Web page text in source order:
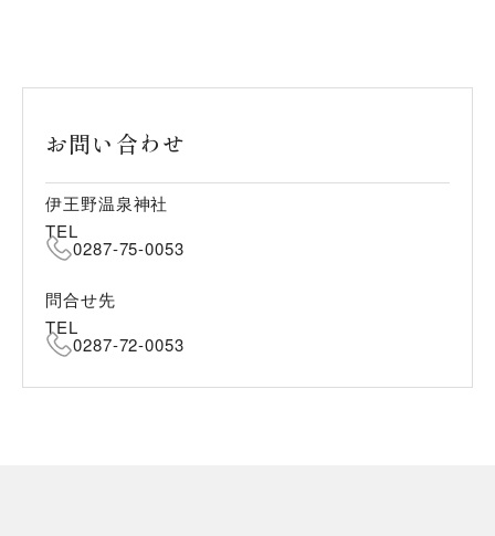
お問い合わせ
伊王野温泉神社
TEL
0287-75-0053
問合せ先
TEL
0287-72-0053